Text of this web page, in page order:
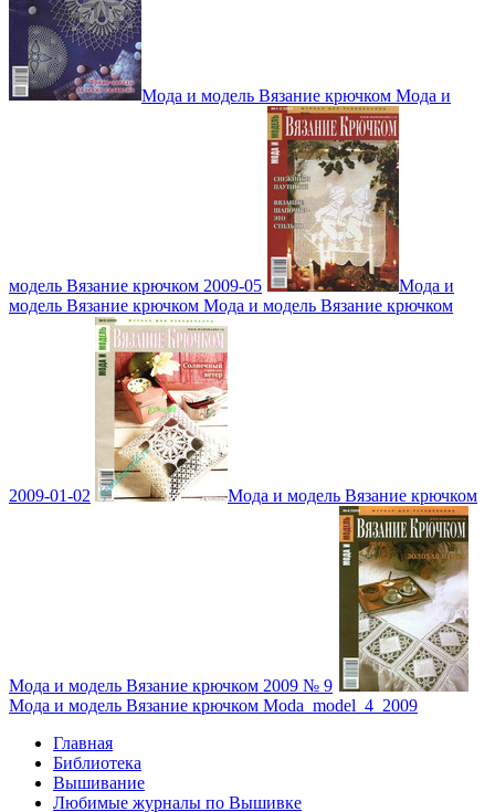
Мода и модель Вязание крючком Мода и
модель Вязание крючком 2009-05
Мода и
модель Вязание крючком Мода и модель Вязание крючком
2009-01-02 Мода и модель Вязание крючком
Мода и модель Вязание крючком 2009 № 9
Мода и модель Вязание крючком Moda_model_4_2009
Главная
Библиотека
Вышивание
Любимые журналы по Вышивке